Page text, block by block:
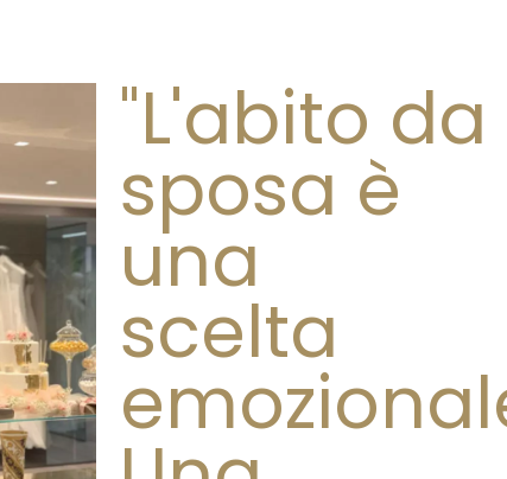
"L'abito da
sposa è
una
scelta